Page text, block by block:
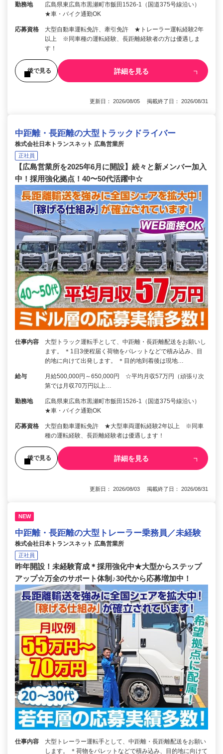
勤務地
広島県東広島市黒瀬町市飯田1526-1（国道375号線沿い）
★車・バイク通勤OK
応募資格
大型自動車運転免許、牽引免許 ★トレーラー運転経験2年
以上 ※同車種の運転経験、長距離経験者の方は優遇しま
す！
後で見る 詳細を見る
更新日： 2026/08/05 掲載終了日： 2026/08/31
中距離・長距離の大型トラックドライバー
株式会社日本トランスネット 広島営業所
正社員
【広島営業所を2025年6月に開設】続々と新メンバー加入
中！採用強化拠点！40〜50代活躍中☆
仕事内容
大型トラック運転手として、中距離・長距離配送をお願いし
ます。 ＊1日3便程届く荷物をパレットなどで積み込み、目
的地に向けて出発します。 ＊目的地到着後は現地…
給与
月給500,000円～650,000円 ☆平均月収57万円（頑張り次
第では月収70万円以上…
勤務地
広島県東広島市黒瀬町市飯田1526-1（国道375号線沿い）
★車・バイク通勤OK
応募資格
大型自動車運転免許 ★大型車両運転経験2年以上 ※同車
種の運転経験、長距離経験者は優遇します！
後で見る 詳細を見る
更新日： 2026/08/03 掲載終了日： 2026/08/31
NEW
中距離・長距離の大型トレーラー乗務員／未経験
株式会社日本トランスネット 広島営業所
正社員
昨年開設！未経験育成＊採用強化中★大型からステップ
アップ☆万全のサポート体制♪30代から応募増加中！
仕事内容
大型トレーラー運転手として、中距離・長距離配送をお願い
します。 ＊荷物をパレットなどで積み込み、目的地に向けて